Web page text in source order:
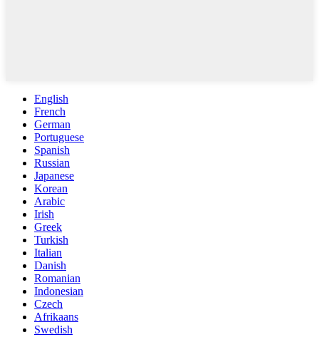
English
French
German
Portuguese
Spanish
Russian
Japanese
Korean
Arabic
Irish
Greek
Turkish
Italian
Danish
Romanian
Indonesian
Czech
Afrikaans
Swedish